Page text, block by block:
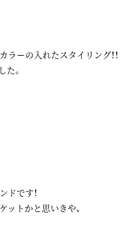
ーの入れたスタイリング！！
。
ドです！
トかと思いきや、